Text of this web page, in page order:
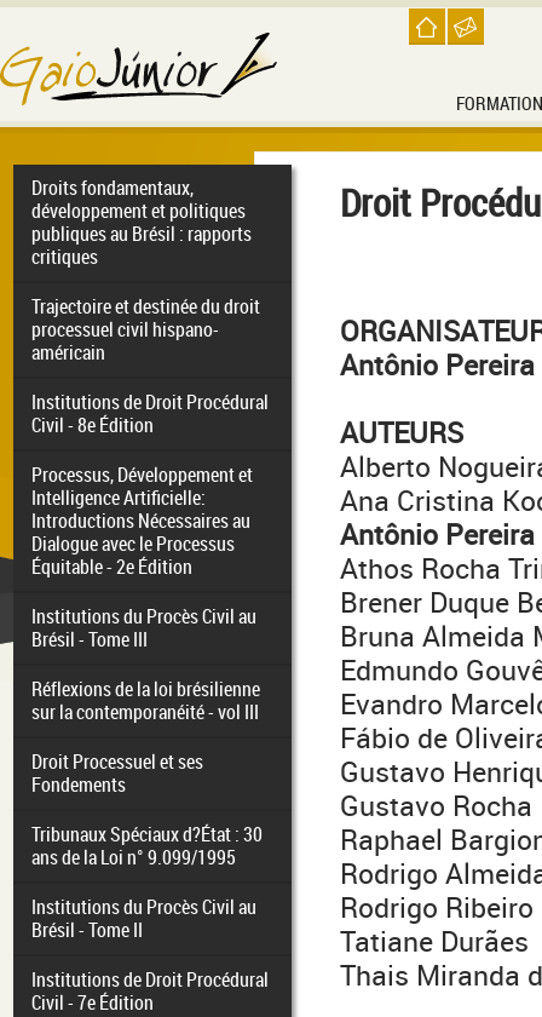
FORMATION
Droits fondamentaux,
développement et politiques
publiques au Brésil : rapports
critiques
Trajectoire et destinée du droit
processuel civil hispano-
américain
Institutions de Droit Procédural
Civil - 8e Édition
Processus, Développement et
Intelligence Artificielle:
Introductions Nécessaires au
Dialogue avec le Processus
Équitable - 2e Édition
Institutions du Procès Civil au
Brésil - Tome III
Réflexions de la loi brésilienne
sur la contemporanéité - vol III
Droit Processuel et ses
Fondements
Tribunaux Spéciaux d?État : 30
ans de la Loi n° 9.099/1995
Institutions du Procès Civil au
Brésil - Tome II
Institutions de Droit Procédural
Civil - 7e Édition
Droit
Antônio
AUTEURS
Alberto
Ana Cristina
Antônio
Athos Rocha
Brener Duque
Bruna Almeida
Edmundo
Evandro
Fábio de
Gustavo
Gustavo
Raphael
Rodrigo
Rodrigo
Tatiane Durães
Thais Miranda